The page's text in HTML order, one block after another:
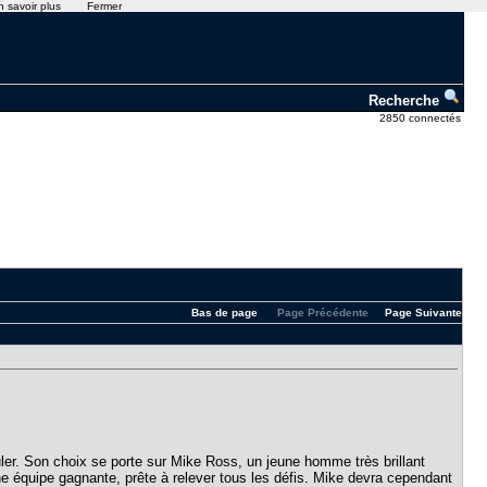
Recherche
2850 connectés
Page Suivante
Page Précédente
Bas de page
Son choix se porte sur Mike Ross, un jeune homme très brillant
gagnante, prête à relever tous les défis. Mike devra cependant
savoir plus Fermer